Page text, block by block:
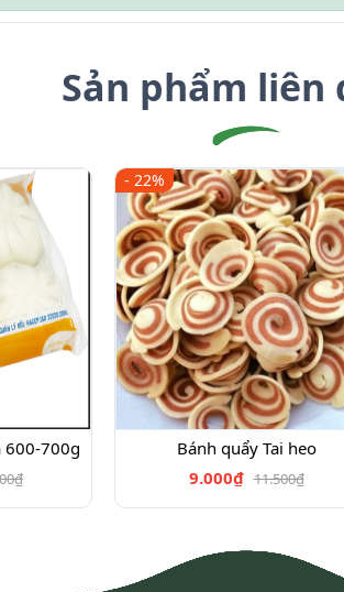
Sản phẩm liên
600-700g
- 22%
Bánh quẩy Tai heo
9.000₫ 11.500₫